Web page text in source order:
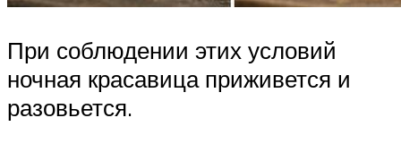
При соблюдении этих условий
ночная красавица приживется и
разовьется.